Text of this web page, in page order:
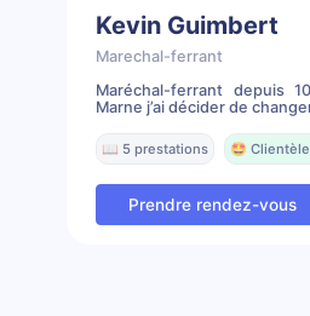
Kevin Guimbert
Marechal-ferrant
Maréchal-ferrant depuis
Marne j’ai décider de
📖 5 prestations 🤩
Prendre rendez-vous